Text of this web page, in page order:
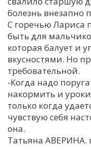
болезнь внезапно
С горечью Лариса
быть для
которая балует и
вкусностями. Но
требовательной.
-Когда надо
накормить и
только когда
чувствую себя
она.
Татьяна АВЕРИНА.